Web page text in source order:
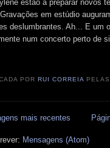
estão a preparar novos
em estúdio
deslumbrantes. Ah... E um
num concerto perto de si.
POR RUI CORREIA
mais recentes
Mensagens (Atom)